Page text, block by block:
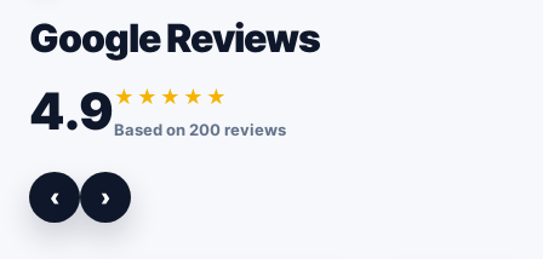
Google Reviews
4.9★★★★★
Based on 200 reviews
‹ ›